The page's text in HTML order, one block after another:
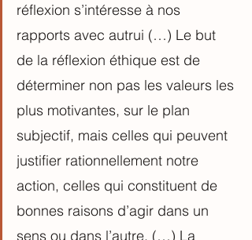
réflexion s’intéresse à nos
rapports avec autrui (…) Le but
de la réflexion éthique est de
déterminer non pas les valeurs les
plus motivantes, sur le plan
subjectif, mais celles qui peuvent
justifier rationnellement notre
action, celles qui constituent de
bonnes raisons d’agir dans un
sens ou dans l’autre. (…) La